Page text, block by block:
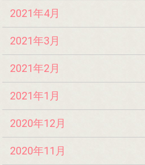
2021年4月
2021年3月
2021年2月
2021年1月
2020年12月
2020年11月